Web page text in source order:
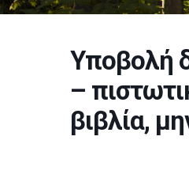
Υποβολή
–
βιβλία,